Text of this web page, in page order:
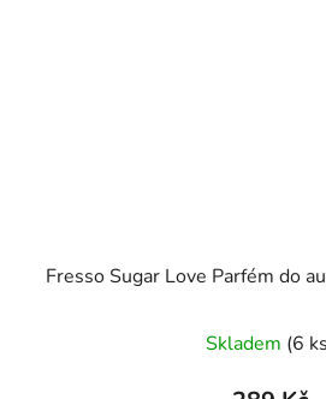
Fresso Sugar Love Parfém do
Skladem (6